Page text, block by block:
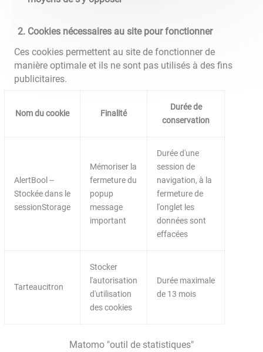
Cookies nécessaires au site pour fonctionner
Ces cookies permettent au site de fonctionner de
manière optimale et ils ne sont pas utilisés à des fins
publicitaires.
Nom du cookie Finalité
Durée de
conservation
AlertBool --
Stockée dans le
sessionStorage
Mémoriser la
fermeture du
popup
message
important
Durée d'une
session de
navigation, à la
fermeture de
l'onglet les
données sont
effacées
Tarteaucitron
Stocker
l'autorisation
d'utilisation
des cookies
Durée maximale
de 13 mois
Matomo "outil de statistiques"